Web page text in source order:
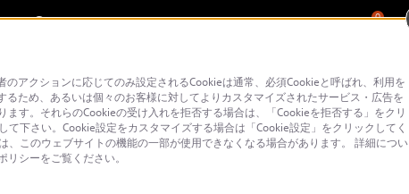
0
検索
アクションに応じてのみ設定されるCookieは通常、必須Cookieと呼ばれ、利用を
ため、あるいは個々のお客様に対してよりカスタマイズされたサービス・広告を
す。それらのCookieの受け入れを拒否する場合は、「Cookieを拒否する」をクリ
下さい。Cookie設定をカスタマイズする場合は「Cookie設定」をクリックしてく
このウェブサイトの機能の一部が使用できなくなる場合があります。 詳細につい
シーをご覧ください。